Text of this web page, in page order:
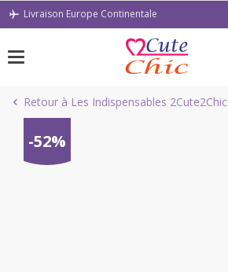
PasserLivraison Europe Continentale
Retour à Les Indispensables 2Cute2Chic
-52%